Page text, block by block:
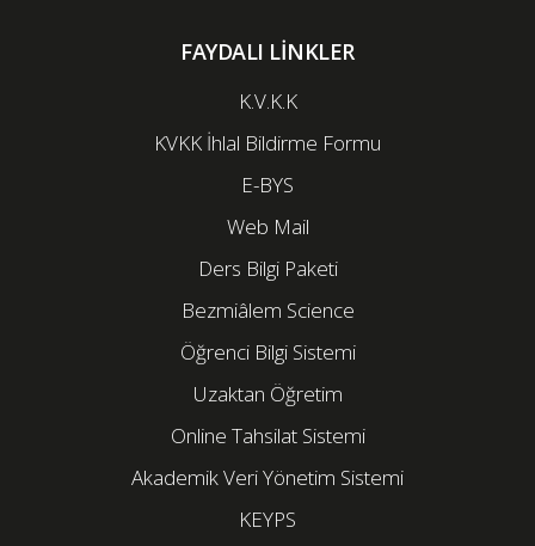
FAYDALI LİNKLER
K.V.K.K
KVKK İhlal Bildirme Formu
E-BYS
Web Mail
Ders Bilgi Paketi
Bezmiâlem Science
Öğrenci Bilgi Sistemi
Uzaktan Öğretim
Online Tahsilat Sistemi
Akademik Veri Yönetim Sistemi
KEYPS